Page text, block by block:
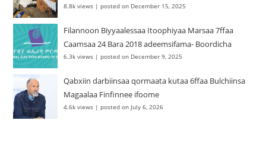
8.8k views |posted on December 15, 2025
Filannoon Biyyaalessaa Itoophiyaa Marsaa 7ffaa
Caamsaa 24 Bara 2018 adeemsifama- Boordicha
6.3k views |posted on December 9, 2025
Qabxiin darbiinsaa qormaata kutaa 6ffaa Bulchiinsa
Magaalaa Finfinnee ifoome
4.6k views |posted on July 6, 2026